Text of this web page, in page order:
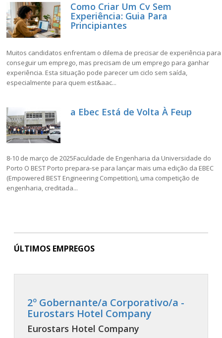
Como Criar Um Cv Sem
Experiência: Guia Para
Principiantes
Muitos candidatos enfrentam o dilema de precisar de experiência para
conseguir um emprego, mas precisam de um emprego para ganhar
experiência. Esta situação pode parecer um ciclo sem saída,
especialmente para quem est&aac...
a Ebec Está de Volta À Feup
8-10 de março de 2025Faculdade de Engenharia da Universidade do
Porto O BEST Porto prepara-se para lançar mais uma edição da EBEC
(Empowered BEST Engineering Competition), uma competição de
engenharia, creditada...
ÚLTIMOS EMPREGOS
2º Gobernante/a Corporativo/a -
Eurostars Hotel Company
Eurostars Hotel Company